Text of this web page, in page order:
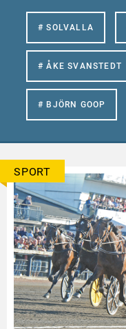
# SOLVALLA
# ÅKE SVANSTEDT
# BJÖRN GOOP
SPORT